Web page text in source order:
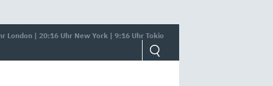
London | 20:16 Uhr New York | 9:16 Uhr Tokio